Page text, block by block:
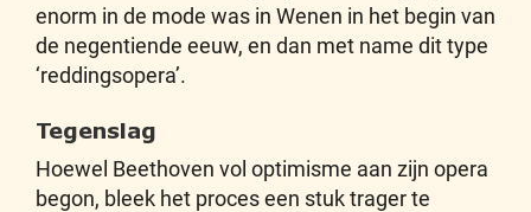
enorm in de mode was in Wenen in het begin van
de negentiende eeuw, en dan met name dit type
‘reddingsopera’.
Tegenslag
Hoewel Beethoven vol optimisme aan zijn opera
begon, bleek het proces een stuk trager te